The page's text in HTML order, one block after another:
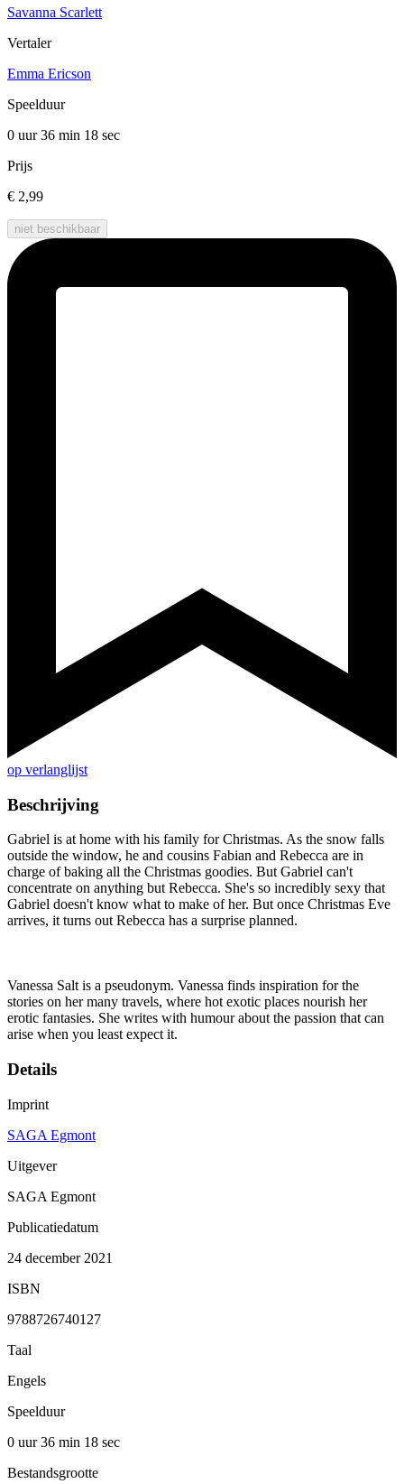
Savanna Scarlett
Vertaler
Emma Ericson
Speelduur
0 uur 36 min 18 sec
Prijs
€ 2,99
niet beschikbaar
op verlanglijst
Beschrijving
Gabriel is at home with his family for Christmas. As the snow falls
outside the window, he and cousins Fabian and Rebecca are in
charge of baking all the Christmas goodies. But Gabriel can't
concentrate on anything but Rebecca. She's so incredibly sexy that
Gabriel doesn't know what to make of her. But once Christmas Eve
arrives, it turns out Rebecca has a surprise planned.
Vanessa Salt is a pseudonym. Vanessa finds inspiration for the
stories on her many travels, where hot exotic places nourish her
erotic fantasies. She writes with humour about the passion that can
arise when you least expect it.
Details
Imprint
SAGA Egmont
Uitgever
SAGA Egmont
Publicatiedatum
24 december 2021
ISBN
9788726740127
Taal
Engels
Speelduur
0 uur 36 min 18 sec
Bestandsgrootte